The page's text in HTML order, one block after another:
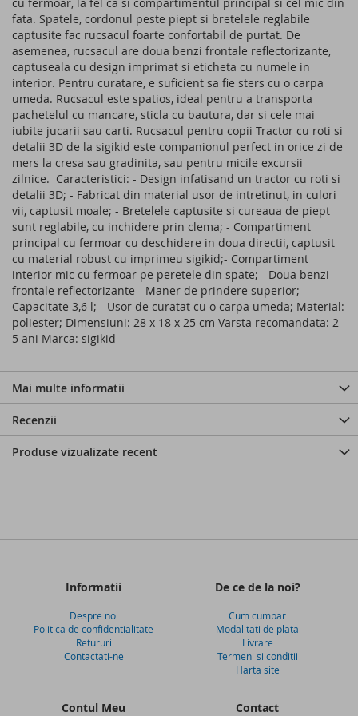
fata. Spatele, cordonul peste piept si bretelele reglabile
captusite fac rucsacul foarte confortabil de purtat. De
asemenea, rucsacul are doua benzi frontale reflectorizante,
captuseala cu design imprimat si eticheta cu numele in
interior. Pentru curatare, e suficient sa fie sters cu o carpa
umeda. Rucsacul este spatios, ideal pentru a transporta
pachetelul cu mancare, sticla cu bautura, dar si cele mai
iubite jucarii sau carti. Rucsacul pentru copii Tractor cu roti si
detalii 3D de la sigikid este companionul perfect in orice zi de
mers la cresa sau gradinita, sau pentru micile excursii
zilnice. Caracteristici: - Design infatisand un tractor cu roti si
detalii 3D; - Fabricat din material usor de intretinut, in culori
vii, captusit moale; - Bretelele captusite si cureaua de piept
sunt reglabile, cu inchidere prin clema; - Compartiment
principal cu fermoar cu deschidere in doua directii, captusit
cu material robust cu imprimeu sigikid;- Compartiment
interior mic cu fermoar pe peretele din spate; - Doua benzi
frontale reflectorizante - Maner de prindere superior; -
Capacitate 3,6 l; - Usor de curatat cu o carpa umeda; Material:
poliester; Dimensiuni: 28 x 18 x 25 cm Varsta recomandata: 2-
5 ani Marca: sigikid
Mai multe informatii
Recenzii
Produse vizualizate recent
Informatii
Despre noi
Politica de confidentialitate
Retururi
Contactati-ne
De ce de la noi?
Cum cumpar
Modalitati de plata
Livrare
Termeni si conditii
Harta site
Contul Meu Contact